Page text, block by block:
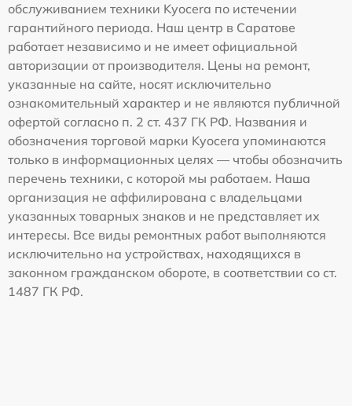
обслуживанием техники Kyocera по истечении
гарантийного периода. Наш центр в Саратове
работает независимо и не имеет официальной
авторизации от производителя. Цены на ремонт,
указанные на сайте, носят исключительно
ознакомительный характер и не являются публичной
офертой согласно п. 2 ст. 437 ГК РФ. Названия и
обозначения торговой марки Kyocera упоминаются
только в информационных целях — чтобы обозначить
перечень техники, с которой мы работаем. Наша
организация не аффилирована с владельцами
указанных товарных знаков и не представляет их
интересы. Все виды ремонтных работ выполняются
исключительно на устройствах, находящихся в
законном гражданском обороте, в соответствии со ст.
1487 ГК РФ.